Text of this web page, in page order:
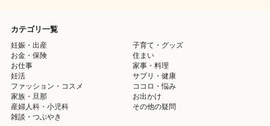
カテゴリ一覧
妊娠・出産
子育て・グッズ
お金・保険
住まい
お仕事
家事・料理
妊活
サプリ・健康
ファッション・コスメ
ココロ・悩み
家族・旦那
お出かけ
産婦人科・小児科
その他の疑問
雑談・つぶやき